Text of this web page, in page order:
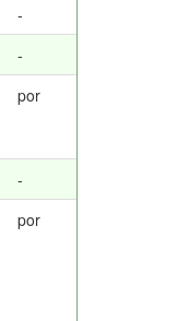
-
-
por
-
por